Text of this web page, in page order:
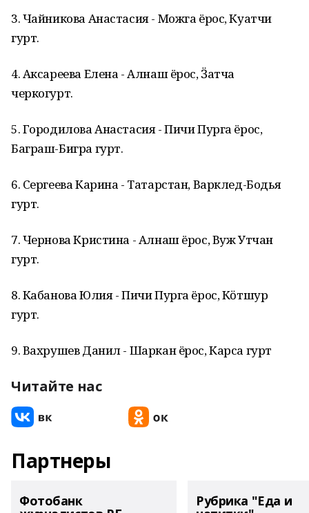
3. Чайникова Анастасия - Можга ёрос, Куатчи
гурт.
4. Аксареева Елена - Алнаш ёрос, Ӟатча
черкогурт.
5. Городилова Анастасия - Пичи Пурга ёрос,
Баграш-Бигра гурт.
6. Сергеева Карина - Татарстан, Варклед-Бодья
гурт.
7. Чернова Кристина - Алнаш ёрос, Вуж Утчан
гурт.
8. Кабанова Юлия - Пичи Пурга ёрос, Кӧтшур
гурт.
9. Вахрушев Данил - Шаркан ёрос, Карса гурт
Читайте нас
Партнеры
Фотобанк Рубрика "Еда и